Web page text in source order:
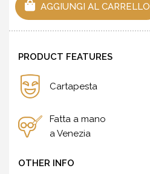
AGGIUNGI AL CARRELLO
PRODUCT FEATURES
Cartapesta
Fatta a mano
a Venezia
OTHER INFO